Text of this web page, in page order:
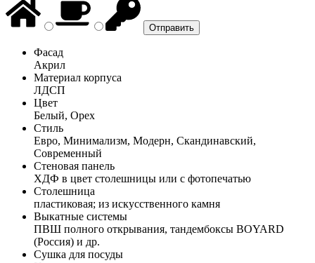
Фасад
Акрил
Материал корпуса
ЛДСП
Цвет
Белый, Орех
Стиль
Евро, Минимализм, Модерн, Скандинавский,
Современный
Стеновая панель
ХДФ в цвет столешницы или с фотопечатью
Столешница
пластиковая; из искусственного камня
Выкатные системы
ПВШ полного открывания, тандембоксы BOYARD
(Россия) и др.
Сушка для посуды